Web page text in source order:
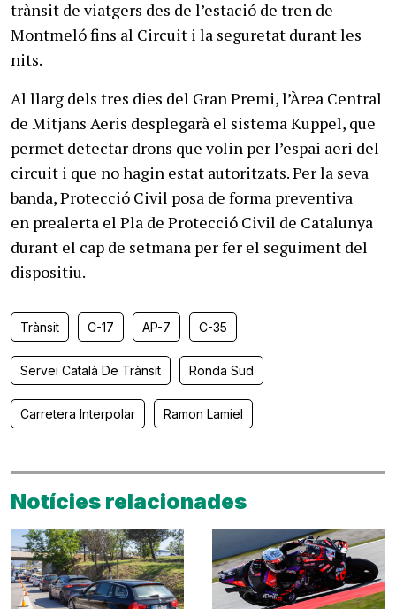
trànsit de viatgers des de l’estació de tren de
Montmeló fins al Circuit i la seguretat durant les
nits.
Al llarg dels tres dies del Gran Premi, l’Àrea Central
de Mitjans Aeris desplegarà el sistema Kuppel, que
permet detectar drons que volin per l’espai aeri del
circuit i que no hagin estat autoritzats. Per la seva
banda, Protecció Civil posa de forma preventiva
en prealerta el Pla de Protecció Civil de Catalunya
durant el cap de setmana per fer el seguiment del
dispositiu.
Trànsit C-17 AP-7 C-35
Servei Català De Trànsit Ronda Sud
Carretera Interpolar Ramon Lamiel
Notícies relacionades